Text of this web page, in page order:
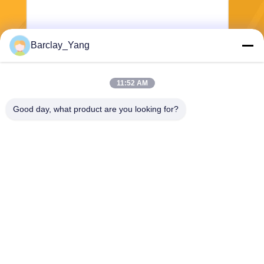
Barclay_Yang
11:52 AM
Good day, what product are you looking for?